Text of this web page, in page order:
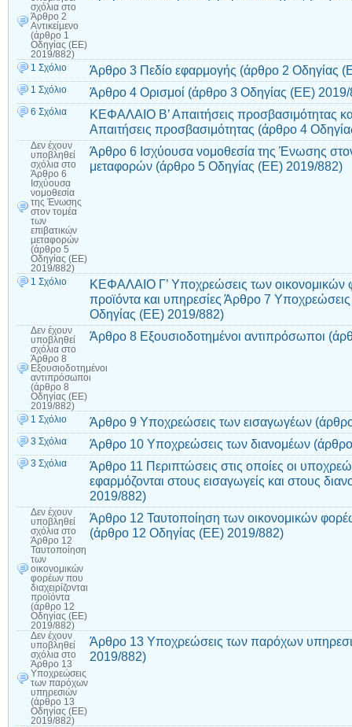
σχόλια στο
Άρθρο 2
Αντικείµενο
(άρθρο 1
Οδηγίας (ΕΕ)
2019/882)
1 Σχόλιο Άρθρο 3 Πεδίο εφαρμογής (άρθρο 2 Οδηγίας
1 Σχόλιο Άρθρο 4 Ορισμοί (άρθρο 3 Οδηγίας (ΕΕ)
6 Σχόλια
ΚΕΦΑΛΑΙΟ Β’ Απαιτήσεις προσβασιμότητας
Απαιτήσεις προσβασιμότητας (άρθρο 4
Δεν έχουν
υποβληθεί
σχόλια στο
Άρθρο 6
Ισχύουσα
νομοθεσία
της Ένωσης
στον τομέα
των
επιβατικών
μεταφορών
(άρθρο 5
Οδηγίας (ΕΕ)
2019/882)
Άρθρο 6 Ισχύουσα νομοθεσία της Ένωσης
μεταφορών (άρθρο 5 Οδηγίας (ΕΕ) 2019/882)
1 Σχόλιο
ΚΕΦΑΛΑΙΟ Γ’ Υποχρεώσεις των οικονομικών
προϊόντα και υπηρεσίες Άρθρο 7
Οδηγίας (ΕΕ) 2019/882)
Δεν έχουν
υποβληθεί
σχόλια στο
Άρθρο 8
Εξουσιοδοτημένοι
αντιπρόσωποι
(άρθρο 8
Οδηγίας (ΕΕ)
2019/882)
Άρθρο 8 Εξουσιοδοτημένοι αντιπρόσωποι
1 Σχόλιο Άρθρο 9 Υποχρεώσεις των εισαγωγέων
3 Σχόλια Άρθρο 10 Υποχρεώσεις των διανομέων
3 Σχόλια
Άρθρο 11 Περιπτώσεις στις οποίες οι
εφαρμόζονται στους εισαγωγείς και στους
2019/882)
Δεν έχουν
υποβληθεί
σχόλια στο
Άρθρο 12
Ταυτοποίηση
των
οικονομικών
φορέων που
διαχειρίζονται
προϊόντα
(άρθρο 12
Οδηγίας (ΕΕ)
2019/882)
Άρθρο 12 Ταυτοποίηση των οικονομικών
(άρθρο 12 Οδηγίας (ΕΕ) 2019/882)
Δεν έχουν
υποβληθεί
σχόλια στο
Άρθρο 13
Υποχρεώσεις
των παρόχων
υπηρεσιών
(άρθρο 13
Οδηγίας (ΕΕ)
2019/882)
Άρθρο 13 Υποχρεώσεις των παρόχων
2019/882)